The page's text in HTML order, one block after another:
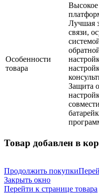
Особенности
товара
Высокое
Лучшая
связи,
Защита
Товар добавлен в
Продолжить покупки
Закрыть окно
Перейти к странице товара